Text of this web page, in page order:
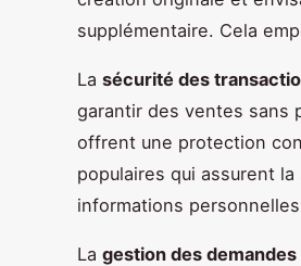
supplémentaire. Cela
La sécurité des
garantir des ventes sans
offrent une protection
populaires qui assurent
informations
La gestion des